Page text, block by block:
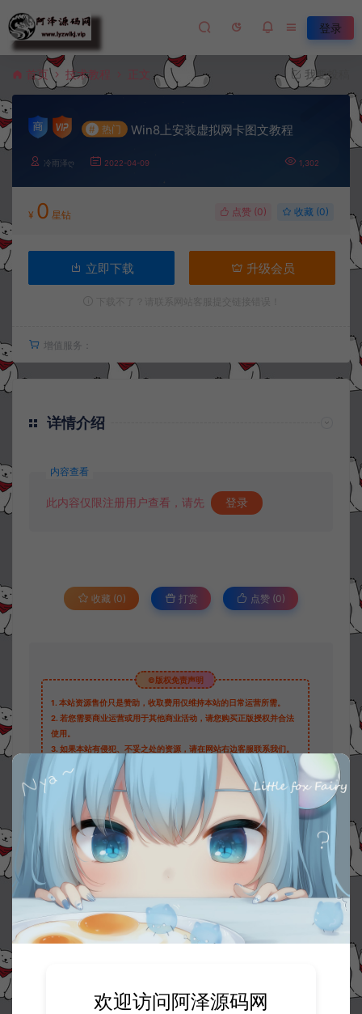
登录
首页 技术教程 正文 我要投稿
# 热门 Win8上安装虚拟网卡图文教程
冷雨泽ღ 2022-04-09 1,302
¥ 0 星钻 点赞 (0) 收藏 (0)
立即下载 升级会员
增值服务：
详情介绍
内容查看
此内容仅限注册用户查看，请先 登录
收藏 (0) 打赏 点赞 (0)
©版权免责声明
1. 本站资源售价只是赞助，收取费用仅维持本站的日常运营所需。
2. 若您需要商业运营或用于其他商业活动，请您购买正版授权并合法
使用。
3. 如果本站有侵犯、不妥之处的资源，请在网站右边客服联系我们。
将会第一时间解决！
4.
本站提供的所有资源仅供参考学习使用，不存在任何商业目的与商
业用途，请大家不要用于商用！
侵权联系邮箱：32838727@qq.com
阿泽源码网 技术教程
Win8上安装虚拟网卡图文教程
https://www.lyzwlkj.vip/3810/hybk/
复
欢迎访问阿泽源码网